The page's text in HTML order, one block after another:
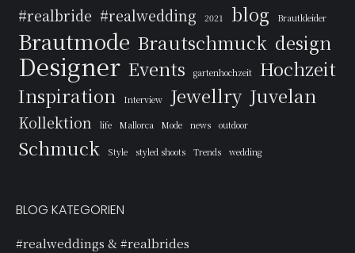
#realbride #realwedding 2021 blog Brautkleider
Brautmode Brautschmuck design
Designer Events gartenhochzeit
Hochzeit
Inspiration
Interview Jewellry Juvelan
Kollektion life Mallorca Mode news outdoor
Schmuck Style styled shoots Trends wedding
BLOG KATEGORIEN
#realweddings & #realbrides